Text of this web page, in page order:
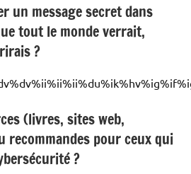
un message secret dans
tout le monde verrait,
?
(livres, sites web,
recommandes pour ceux qui
?